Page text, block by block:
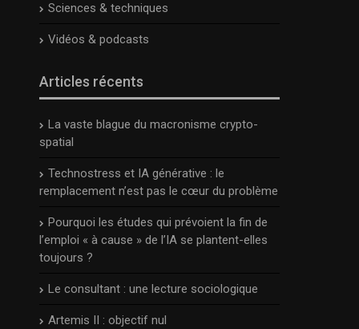
Sciences & techniques
Vidéos & podcasts
Articles récents
La vaste blague du macronisme crypto-
spatial
Technostress et IA générative : le
remplacement n’est pas le cœur du problème
Pourquoi les études qui prévoient la fin de
l’emploi « à cause » de l’IA se plantent-elles
toujours ?
Le consultant : une lecture sociologique
Artemis II : objectif nul